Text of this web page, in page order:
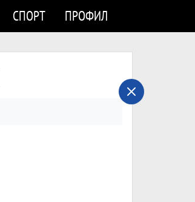
СПОРТ ПРОФИЛ